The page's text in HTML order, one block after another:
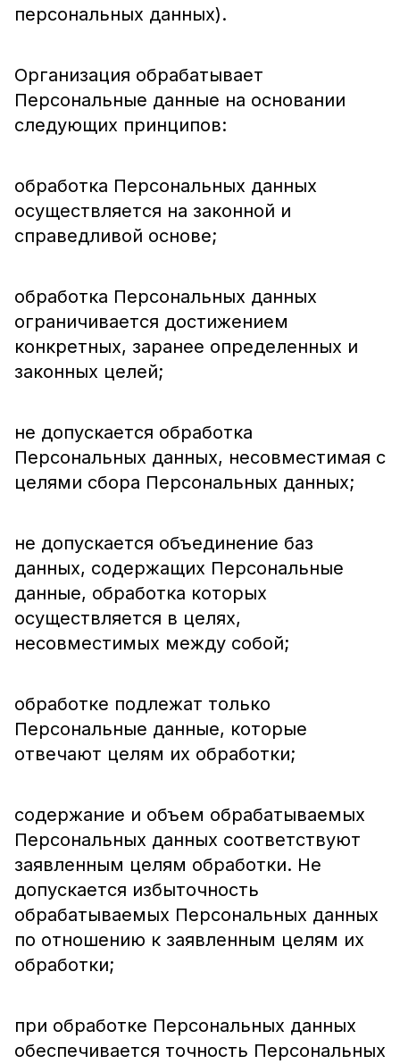
персональных данных).
Организация обрабатывает
Персональные данные на основании
следующих принципов:
обработка Персональных данных
осуществляется на законной и
справедливой основе;
обработка Персональных данных
ограничивается достижением
конкретных, заранее определенных и
законных целей;
не допускается обработка
Персональных данных, несовместимая с
целями сбора Персональных данных;
не допускается объединение баз
данных, содержащих Персональные
данные, обработка которых
осуществляется в целях,
несовместимых между собой;
обработке подлежат только
Персональные данные, которые
отвечают целям их обработки;
содержание и объем обрабатываемых
Персональных данных соответствуют
заявленным целям обработки. Не
допускается избыточность
обрабатываемых Персональных данных
по отношению к заявленным целям их
обработки;
при обработке Персональных данных
обеспечивается точность Персональных